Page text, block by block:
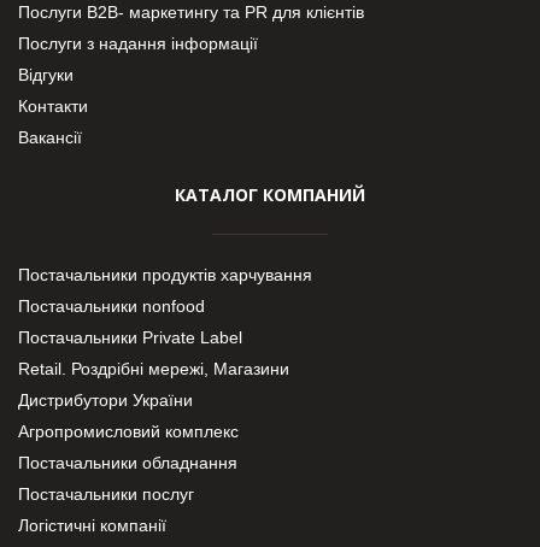
Послуги В2В- маркетингу та PR для клієнтів
Послуги з надання інформації
Відгуки
Контакти
Вакансії
КАТАЛОГ КОМПАНИЙ
Постачальники продуктів харчування
Постачальники nonfood
Постачальники Private Label
Retail. Роздрібні мережі, Магазини
Дистрибутори України
Агропромисловий комплекс
Постачальники обладнання
Постачальники послуг
Логістичні компанії